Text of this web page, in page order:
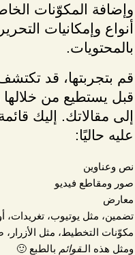
وإضافة المكوّنات
أنواع وإمكانيات
بالمحتويات.
قم بتجربتها، قد
قبل يستطيع من
إلى مقالاتك. إليك
عليه حاليًا:
نص وعناوين
صور ومقاطع فيديو
معارض
تضمين، مثل يوتيوب، تغريدات،
مكوّنات التخطيط، مثل
ومثل هذه الـقوائم بالطبع 🙂